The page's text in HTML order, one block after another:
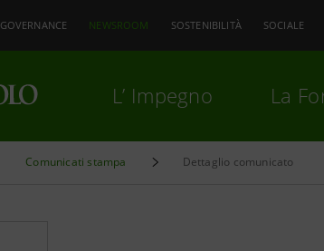
GOVERNANCE NEWSROOM SOSTENIBILITÀ SOCIALE
L’ Impegno La
Comunicati stampa Dettaglio comunicato